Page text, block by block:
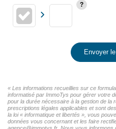
Envoyer
« Les informations recueillies sur ce
informatisé par ImmoTys pour gérer votre
pour la durée nécessaire à la gestion de la
prescriptions légales applicables et sont
la loi « informatique et libertés », vous
données vous concernant et les faire
agence@immotys.fr. Nous vous informons